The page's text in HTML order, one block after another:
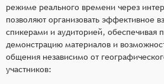
режиме реального времени через
позволяют организовать эффективное
спикерами и аудиторией, обеспечивая
демонстрацию материалов и
общения независимо от
участников: